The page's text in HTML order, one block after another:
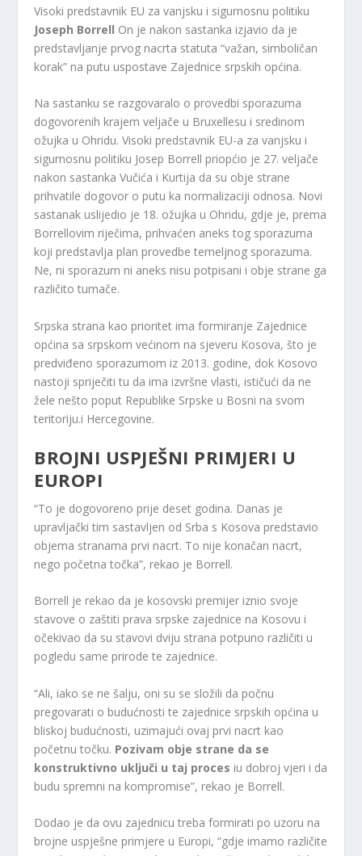
Visoki predstavnik EU za vanjsku i sigurnosnu politiku
Joseph Borrell On je nakon sastanka izjavio da je
predstavljanje prvog nacrta statuta “važan, simboličan
korak” na putu uspostave Zajednice srpskih općina.
Na sastanku se razgovaralo o provedbi sporazuma
dogovorenih krajem veljače u Bruxellesu i sredinom
ožujka u Ohridu. Visoki predstavnik EU-a za vanjsku i
sigurnosnu politiku Josep Borrell priopćio je 27. veljače
nakon sastanka Vučića i Kurtija da su obje strane
prihvatile dogovor o putu ka normalizaciji odnosa. Novi
sastanak uslijedio je 18. ožujka u Ohridu, gdje je, prema
Borrellovim riječima, prihvaćen aneks tog sporazuma
koji predstavlja plan provedbe temeljnog sporazuma.
Ne, ni sporazum ni aneks nisu potpisani i obje strane ga
različito tumače.
Srpska strana kao prioritet ima formiranje Zajednice
općina sa srpskom većinom na sjeveru Kosova, što je
predviđeno sporazumom iz 2013. godine, dok Kosovo
nastoji spriječiti tu da ima izvršne vlasti, ističući da ne
žele nešto poput Republike Srpske u Bosni na svom
teritoriju.i Hercegovine.
BROJNI USPJEŠNI PRIMJERI U
EUROPI
“To je dogovoreno prije deset godina. Danas je
upravljački tim sastavljen od Srba s Kosova predstavio
objema stranama prvi nacrt. To nije konačan nacrt,
nego početna točka”, rekao je Borrell.
Borrell je rekao da je kosovski premijer iznio svoje
stavove o zaštiti prava srpske zajednice na Kosovu i
očekivao da su stavovi dviju strana potpuno različiti u
pogledu same prirode te zajednice.
“Ali, iako se ne šalju, oni su se složili da počnu
pregovarati o budućnosti te zajednice srpskih općina u
bliskoj budućnosti, uzimajući ovaj prvi nacrt kao
početnu točku. Pozivam obje strane da se
konstruktivno uključi u taj proces iu dobroj vjeri i da
budu spremni na kompromise”, rekao je Borrell.
Dodao je da ovu zajednicu treba formirati po uzoru na
brojne uspješne primjere u Europi, “gdje imamo različite